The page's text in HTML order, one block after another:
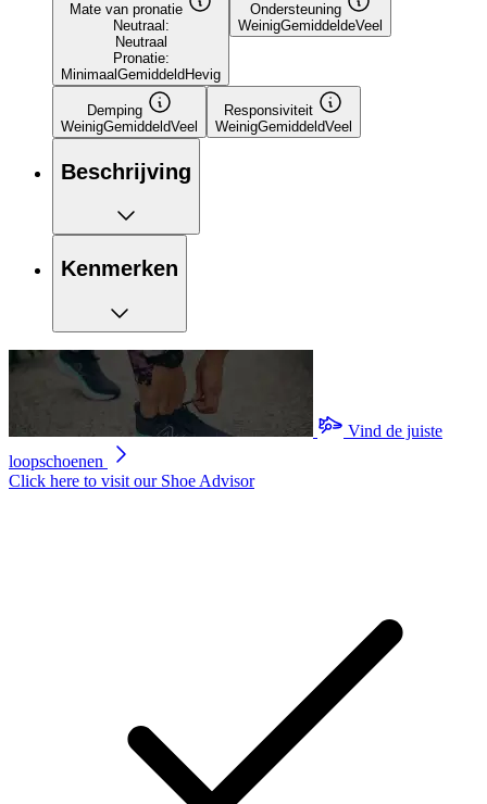
Mate van pronatie
Neutraal:
Neutraal
Pronatie:
MinimaalGemiddeld Hevig
Ondersteuning
WeinigGemiddeldeVeel
Demping
WeinigGemiddeldVeel
Responsiviteit
WeinigGemiddeldVeel
Beschrijving
Kenmerken
Vind de juiste
loopschoenen
Click here to visit our Shoe Advisor